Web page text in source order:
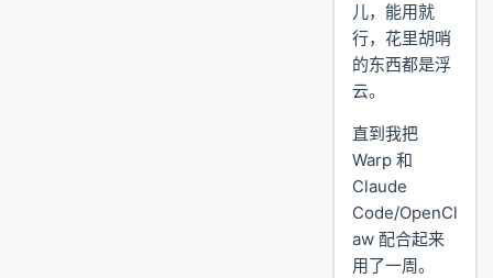
儿，能用就
行，花里胡哨
的东西都是浮
云。
直到我把
Warp 和
Claude
Code/OpenCl
aw 配合起来
用了一周。